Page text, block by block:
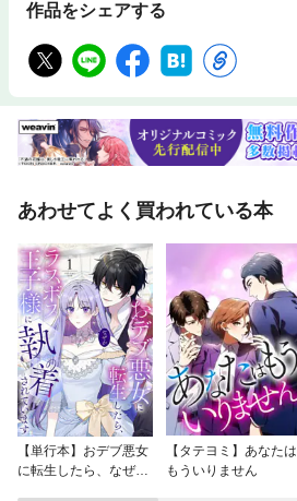
作品をシェアする
あわせてよく買われている本
【単行本】おデブ悪女
に転生したら、なぜか
【タテヨミ】あなたは
もういりません